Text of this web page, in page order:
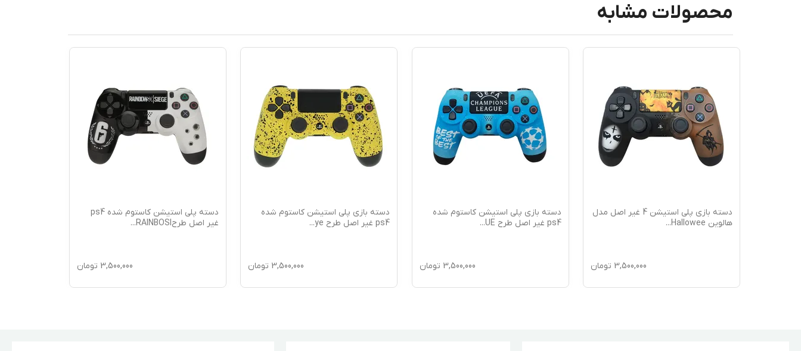
محصولات مشابه
دسته بازی پلی استیشن 4 غیر اصل مدل
هالوین Hallowee
...
3,500,000 تومان
دسته بازی پلی استیشن کاستوم شده
ps4 غیر اصل طرح UE
...
3,500,000 تومان
دسته بازی پلی استیشن کاستوم شده
ps4 غیر اصل طرح ye
...
3,500,000 تومان
دسته پلی استیشن کاستوم شده ps4
غیر اصل طرحRAINBOSI
...
3,500,000 تومان